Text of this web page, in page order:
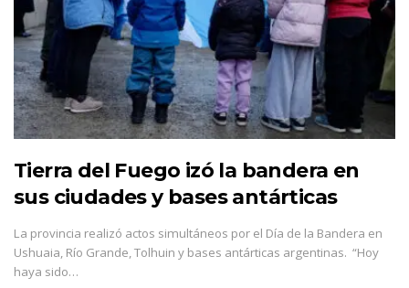
Tierra del Fuego izó la bandera en
sus ciudades y bases antárticas
La provincia realizó actos simultáneos por el Día de la Bandera en
Ushuaia, Río Grande, Tolhuin y bases antárticas argentinas. “Hoy
haya sido…